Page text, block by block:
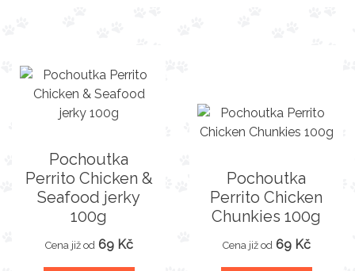
Pochoutka
Perrito Chicken &
Seafood jerky
100g
Cena již od 69 Kč
Pochoutka
Perrito Chicken
Chunkies 100g
Cena již od 69 Kč